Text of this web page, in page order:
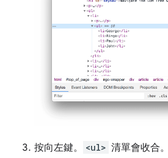
按向左鍵。 <ul> 清單會收合。